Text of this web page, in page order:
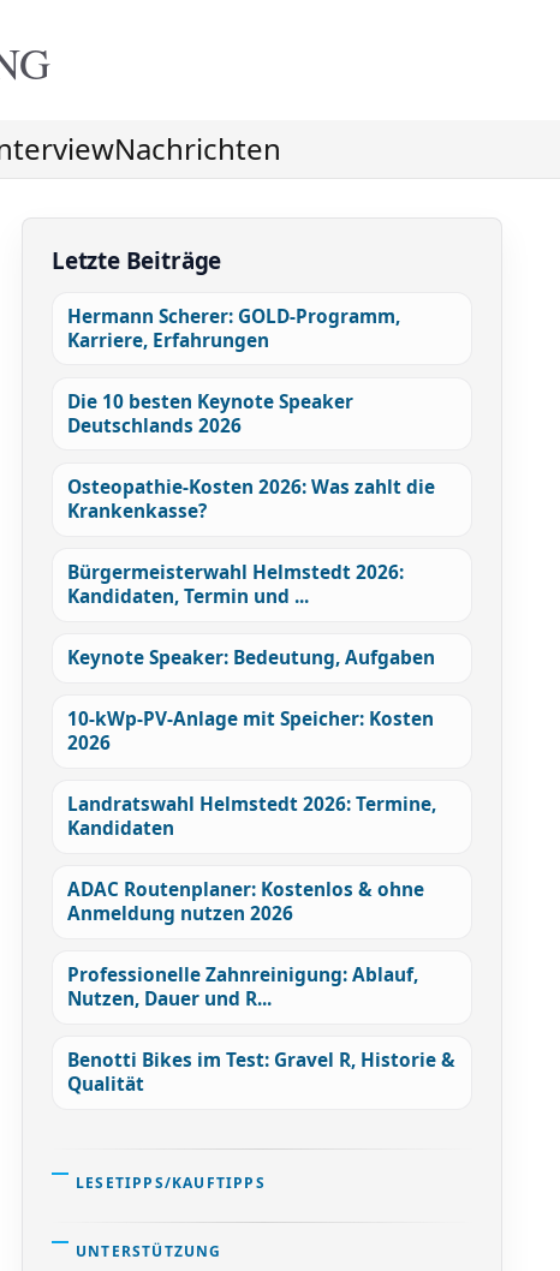
Nachrichten
Letzte Beiträge
Hermann Scherer: GOLD-Programm,
Karriere, Erfahrungen
Die 10 besten Keynote Speaker
Deutschlands 2026
Osteopathie-Kosten 2026: Was zahlt die
Krankenkasse?
Bürgermeisterwahl Helmstedt 2026:
Kandidaten, Termin und ...
Keynote Speaker: Bedeutung, Aufgaben
10-kWp-PV-Anlage mit Speicher: Kosten
2026
Landratswahl Helmstedt 2026: Termine,
Kandidaten
ADAC Routenplaner: Kostenlos & ohne
Anmeldung nutzen 2026
Professionelle Zahnreinigung: Ablauf,
Nutzen, Dauer und R...
Benotti Bikes im Test: Gravel R, Historie &
Qualität
LESETIPPS/KAUFTIPPS
UNTERSTÜTZUNG